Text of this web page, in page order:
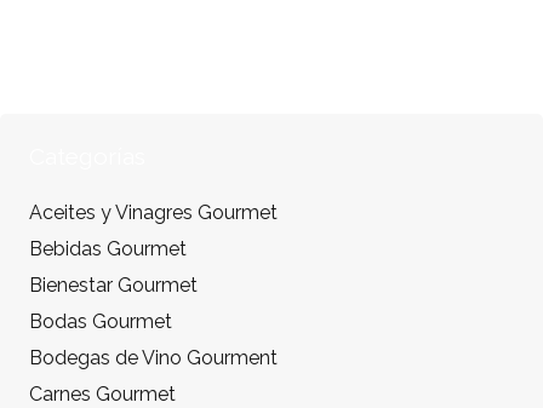
Aceites y Vinagres Gourmet
Bebidas Gourmet
Bienestar Gourmet
Bodas Gourmet
Bodegas de Vino Gourment
Carnes Gourmet